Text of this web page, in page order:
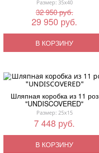
Размер: 35x40
32 950 руб.
29 950 руб.
В КОРЗИНУ
Шляпная коробка из 11 роз
"UNDISCOVERED"
Размер: 25x15
7 448 руб.
В КОРЗИНУ